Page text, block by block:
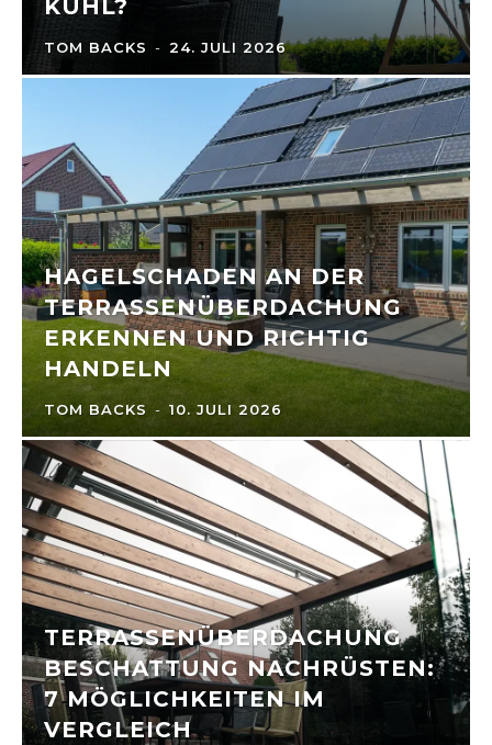
KÜHL?
TOM BACKS - 24. JULI 2026
HAGELSCHADEN AN DER
TERRASSENÜBERDACHUNG
ERKENNEN UND RICHTIG
HANDELN
TOM BACKS - 10. JULI 2026
TERRASSENÜBERDACHUNG
BESCHATTUNG NACHRÜSTEN:
7 MÖGLICHKEITEN IM
VERGLEICH